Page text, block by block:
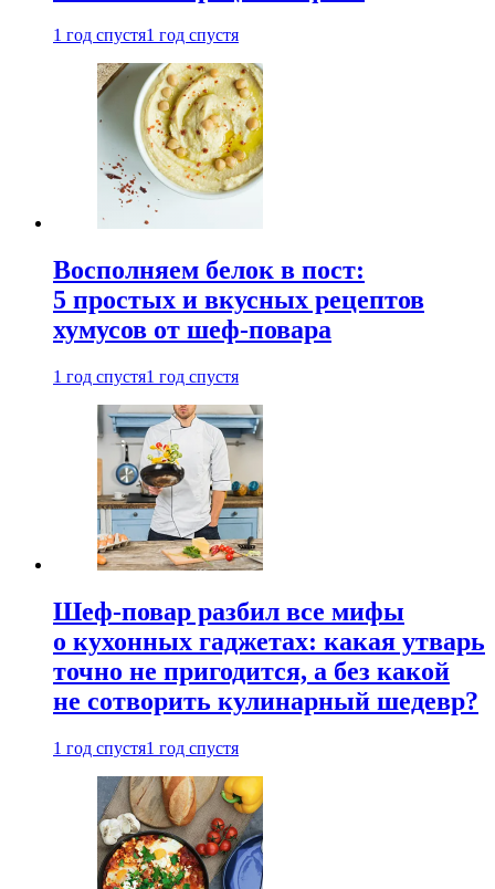
1 год спустя1 год спустя
Восполняем белок в пост:
5 простых и вкусных рецептов
хумусов от шеф-повара
1 год спустя1 год спустя
Шеф-повар разбил все мифы
о кухонных гаджетах: какая утварь
точно не пригодится, а без какой
не сотворить кулинарный шедевр?
1 год спустя1 год спустя